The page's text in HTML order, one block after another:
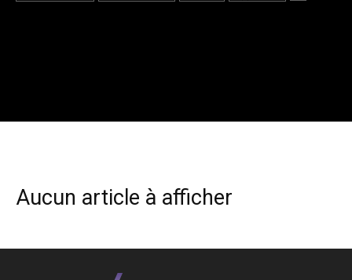
Aucun article à afficher